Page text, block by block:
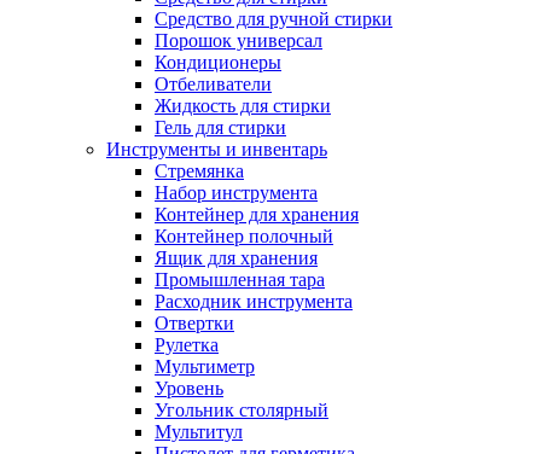
Средство для ручной стирки
Порошок универсал
Кондиционеры
Отбеливатели
Жидкость для стирки
Гель для стирки
Инструменты и инвентарь
Стремянка
Набор инструмента
Контейнер для хранения
Контейнер полочный
Ящик для хранения
Промышленная тара
Расходник инструмента
Отвертки
Рулетка
Мультиметр
Уровень
Угольник столярный
Мультитул